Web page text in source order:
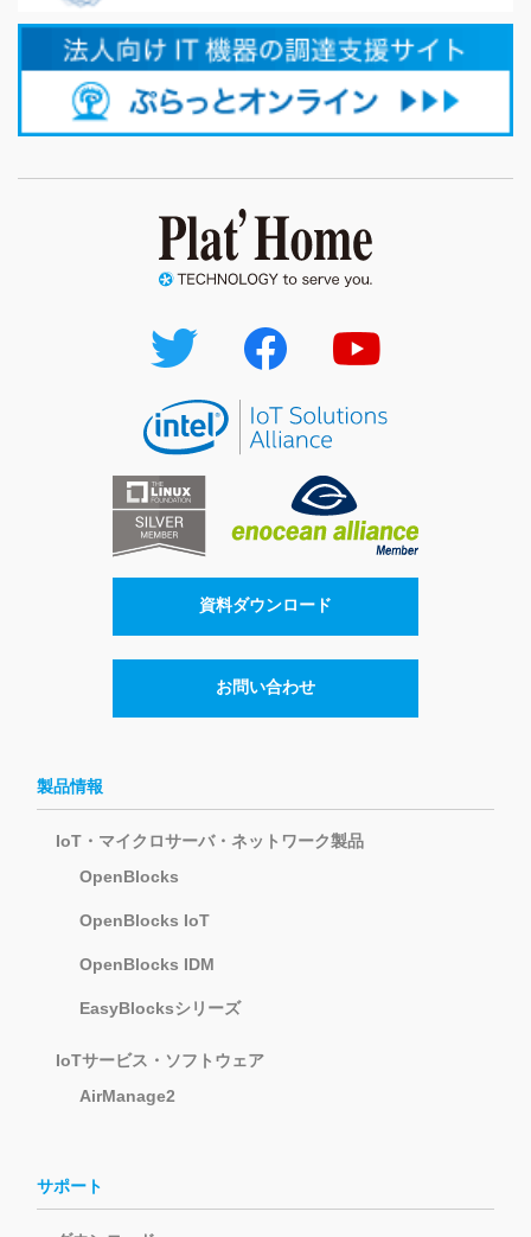
資料ダウンロード
お問い合わせ
製品情報
IoT・マイクロサーバ・ネットワーク製品
OpenBlocks
OpenBlocks IoT
OpenBlocks IDM
EasyBlocksシリーズ
IoTサービス・ソフトウェア
AirManage2
サポート